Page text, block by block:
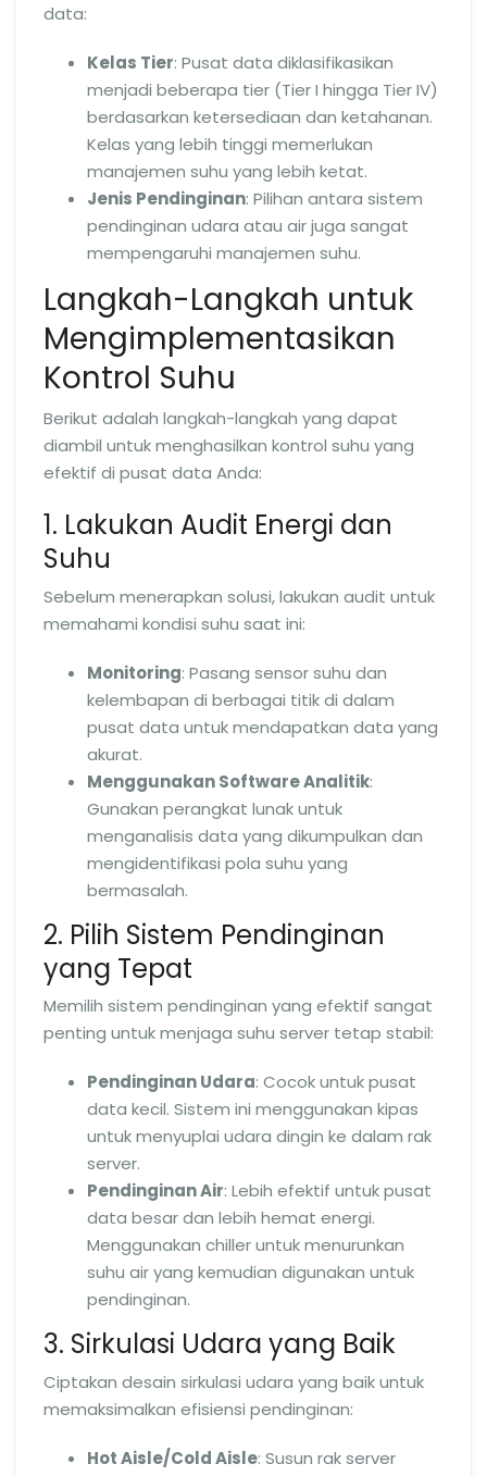
data:
Kelas Tier: Pusat data diklasifikasikan
menjadi beberapa tier (Tier I hingga Tier IV)
berdasarkan ketersediaan dan ketahanan.
Kelas yang lebih tinggi memerlukan
manajemen suhu yang lebih ketat.
Jenis Pendinginan: Pilihan antara sistem
pendinginan udara atau air juga sangat
mempengaruhi manajemen suhu.
Langkah-Langkah untuk
Mengimplementasikan
Kontrol Suhu
Berikut adalah langkah-langkah yang dapat
diambil untuk menghasilkan kontrol suhu yang
efektif di pusat data Anda:
1. Lakukan Audit Energi dan
Suhu
Sebelum menerapkan solusi, lakukan audit untuk
memahami kondisi suhu saat ini:
Monitoring: Pasang sensor suhu dan
kelembapan di berbagai titik di dalam
pusat data untuk mendapatkan data yang
akurat.
Menggunakan Software Analitik:
Gunakan perangkat lunak untuk
menganalisis data yang dikumpulkan dan
mengidentifikasi pola suhu yang
bermasalah.
2. Pilih Sistem Pendinginan
yang Tepat
Memilih sistem pendinginan yang efektif sangat
penting untuk menjaga suhu server tetap stabil:
Pendinginan Udara: Cocok untuk pusat
data kecil. Sistem ini menggunakan kipas
untuk menyuplai udara dingin ke dalam rak
server.
Pendinginan Air: Lebih efektif untuk pusat
data besar dan lebih hemat energi.
Menggunakan chiller untuk menurunkan
suhu air yang kemudian digunakan untuk
pendinginan.
3. Sirkulasi Udara yang Baik
Ciptakan desain sirkulasi udara yang baik untuk
memaksimalkan efisiensi pendinginan:
Hot Aisle/Cold Aisle: Susun rak server